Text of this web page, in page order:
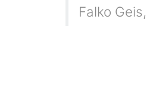
Falko Geis,